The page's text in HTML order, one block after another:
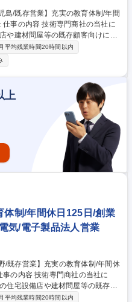
や建材問屋等の既存顧客向けに三
関連機器、建材製品の提案営業を
生時のメーカーと顧客の橋渡しま
も工事業者と打ち合わせを行い、
ーフォロー対応までお任せしま
行い商品知識をつけて頂き、そ
していき半年～1年かけて独り立
月平均残業時間20時間以内
上
体制/年間休日125日/創業
気/電子製品法人営業
住宅設備店や建材問屋等の既存顧
の住宅設備関連機器、建材製品の
月平均残業時間20時間以内